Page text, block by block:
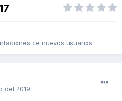
de nuevos usuarios
del 2019